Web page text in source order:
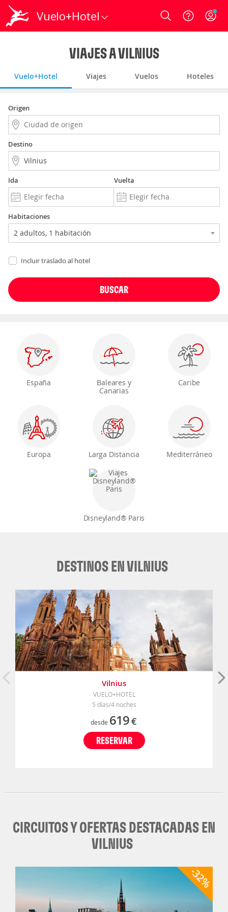
Vuelo+Hotel Login
VIAJES A VILNIUS
Vuelo+Hotel Viajes Vuelos Hoteles
Origen
Destino
Ida Vuelta
Habitaciones
Incluir traslado al hotel
España
Baleares y
Canarias
Caribe
Europa Larga Distancia Mediterráneo
Disneyland® Paris
DESTINOS EN VILNIUS
Vilnius
VUELO+HOTEL
5 días/4 noches
desde 619€
RESERVAR
CIRCUITOS Y OFERTAS DESTACADAS EN
VILNIUS
-32%